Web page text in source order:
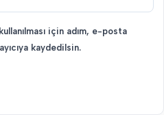
için adım, e-posta
kaydedilsin.